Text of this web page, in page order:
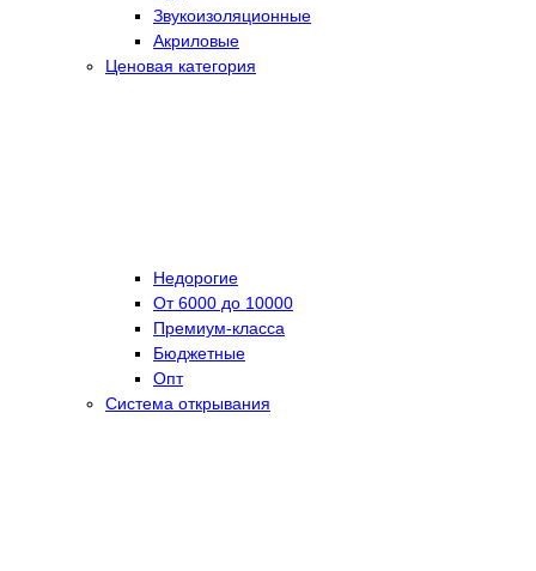
Звукоизоляционные
Акриловые
Ценовая категория
Недорогие
От 6000 до 10000
Премиум-класса
Бюджетные
Опт
Система открывания